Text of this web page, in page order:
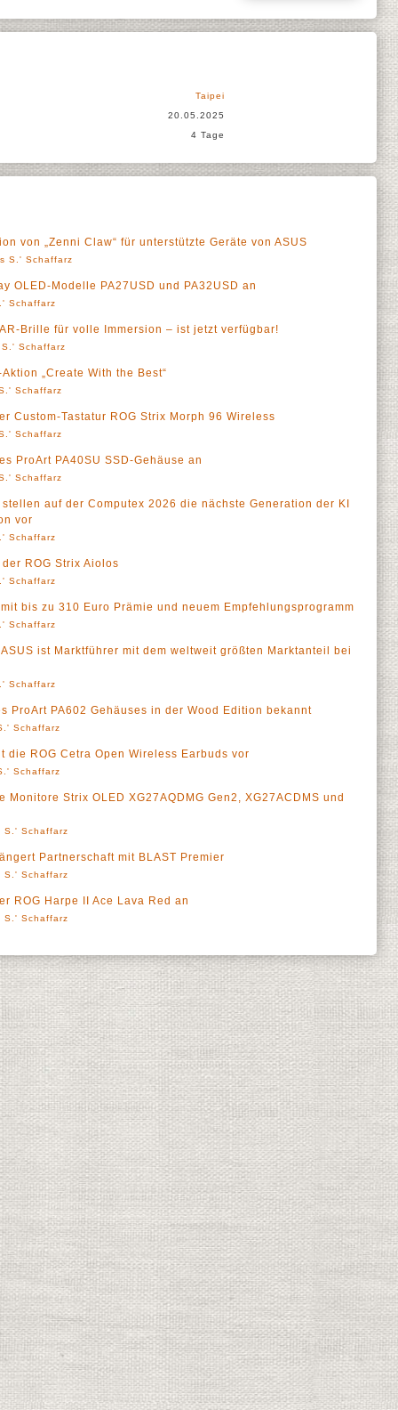
Taipei
20.05.2025
4 Tage
von „Zenni Claw“ für unterstützte Geräte von ASUS
S.' Schaffarz
OLED-Modelle PA27USD und PA32USD an
Schaffarz
Brille für volle Immersion – ist jetzt verfügbar!
S.' Schaffarz
„Create With the Best“
Schaffarz
Custom-Tastatur ROG Strix Morph 96 Wireless
Schaffarz
ProArt PA40SU SSD-Gehäuse an
Schaffarz
auf der Computex 2026 die nächste Generation der KI
vor
Schaffarz
ROG Strix Aiolos
Schaffarz
bis zu 310 Euro Prämie und neuem Empfehlungsprogramm
Schaffarz
ist Marktführer mit dem weltweit größten Marktanteil bei
Schaffarz
ProArt PA602 Gehäuses in der Wood Edition bekannt
Schaffarz
die ROG Cetra Open Wireless Earbuds vor
Schaffarz
Monitore Strix OLED XG27AQDMG Gen2, XG27ACDMS und
S.' Schaffarz
Partnerschaft mit BLAST Premier
S.' Schaffarz
ROG Harpe II Ace Lava Red an
S.' Schaffarz